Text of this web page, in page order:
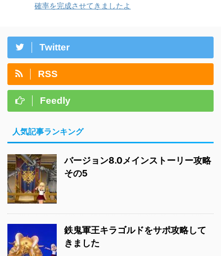
確率を完成させてきましたよ
Twitter
RSS
Feedly
人気記事ランキング
バージョン8.0メインストーリー攻略
その5
鉄鬼軍王キラゴルドをサポ攻略して
きました